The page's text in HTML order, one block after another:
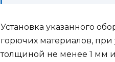
Установка указанного
горючих материалов,
толщиной не менее 1 мм